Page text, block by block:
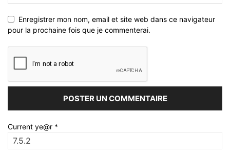
Enregistrer mon nom, email et site web dans ce navigateur
pour la prochaine fois que je commenterai.
Current ye@r *